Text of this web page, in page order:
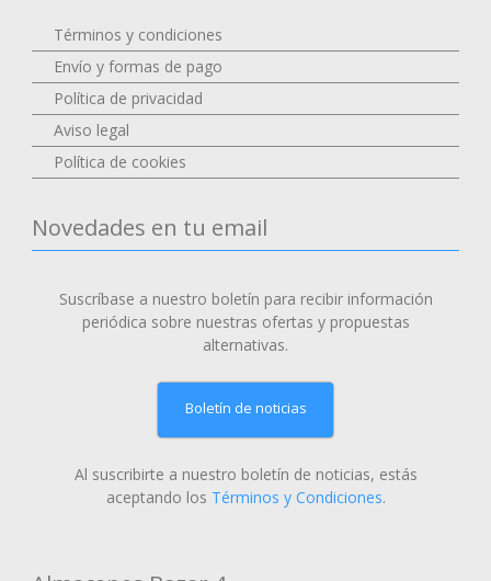
Términos y condiciones
Envío y formas de pago
Política de privacidad
Aviso legal
Política de cookies
Novedades en tu email
Suscríbase a nuestro boletín para recibir información
periódica sobre nuestras ofertas y propuestas
alternativas.
Boletín de noticias
Al suscribirte a nuestro boletín de noticias, estás
aceptando los Términos y Condiciones.